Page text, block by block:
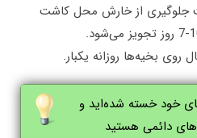
جلوگیری از خارش محل کاشت
.
روی بخیه‌ها روزانه یکبار.
خود خسته شده‌اید و
دائمی هستید